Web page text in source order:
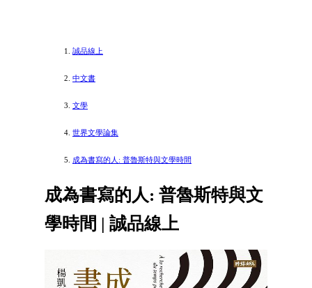
誠品線上
中文書
文學
世界文學論集
成為書寫的人: 普魯斯特與文學時間
成為書寫的人: 普魯斯特與文
學時間 | 誠品線上